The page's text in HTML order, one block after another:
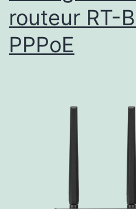
routeur RT-
PPPoE